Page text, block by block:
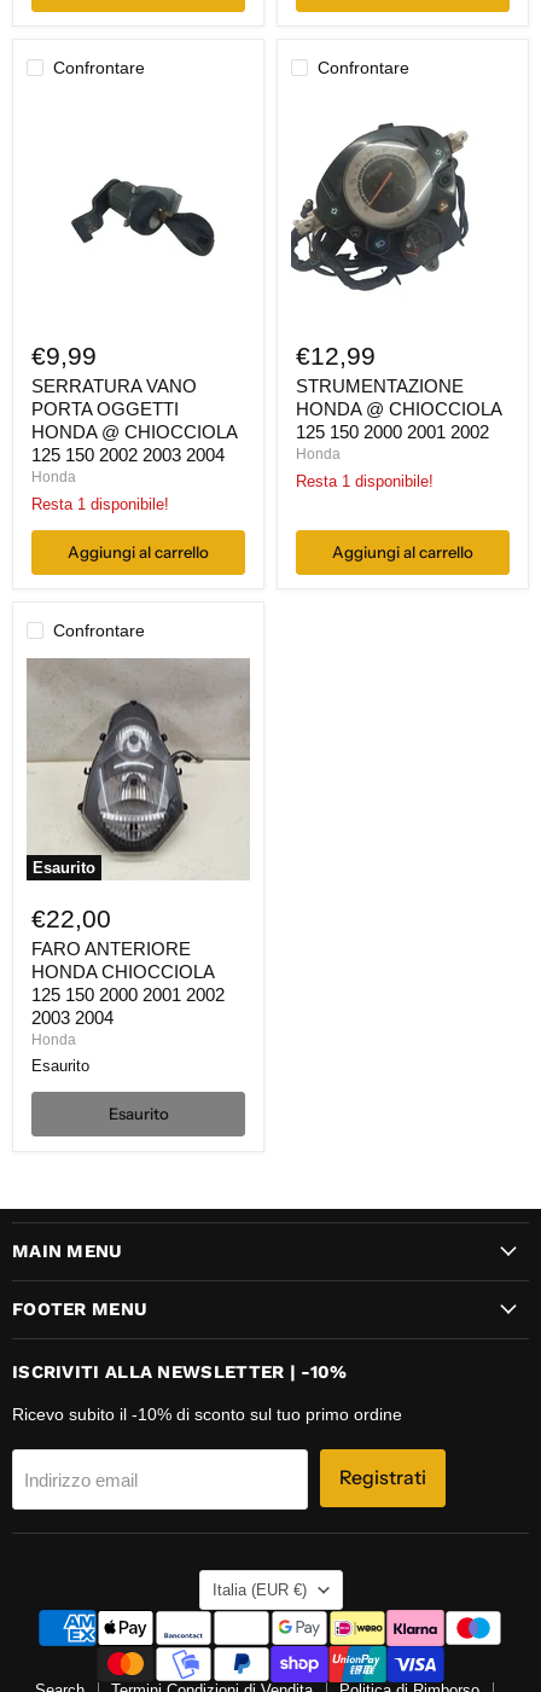
Confrontare
CHIOCCIOLA
€9,99
SERRATURA VANO
PORTA OGGETTI
HONDA @ CHIOCCIOLA
125 150 2002 2003 2004
Honda
Resta 1 disponibile!
Aggiungi al carrello
Confrontare
CHIOCCIOLA
125
150
2000
2001
2002
€12,99
STRUMENTAZIONE
HONDA @ CHIOCCIOLA
125 150 2000 2001 2002
Honda
Resta 1 disponibile!
Aggiungi al carrello
Confrontare
Esaurito
ANTERIORE
HONDA
CHIOCCIOLA
150
2004
€22,00
FARO ANTERIORE
HONDA CHIOCCIOLA
125 150 2000 2001 2002
2003 2004
Honda
Esaurito
Esaurito
MAIN MENU
FOOTER MENU
ISCRIVITI ALLA NEWSLETTER | -10%
Ricevo subito il -10% di sconto sul tuo primo ordine
Indirizzo email Registrati
NAZIONE
Italia (EUR €)